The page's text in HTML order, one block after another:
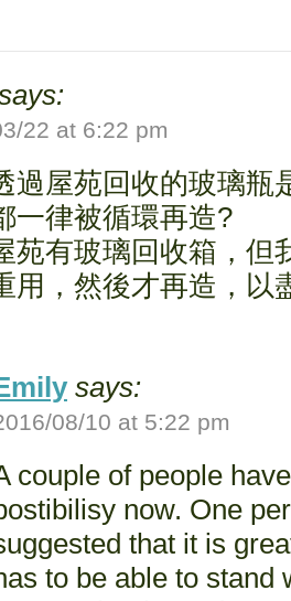
22 at 6:22 pm
過屋苑回收的玻璃瓶
一律被循環再造?
苑有玻璃回收箱，但
用，然後才再造，以
says:
08/10 at 5:22 pm
couple of people
now. One
that it is
to be able to stand